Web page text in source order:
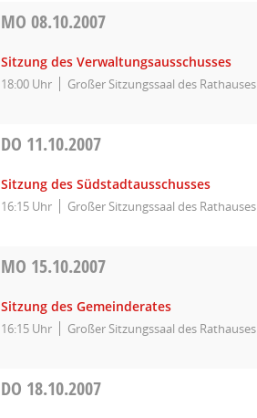
MO08.10.2007
Sitzung des Verwaltungsausschusses
18:00 Uhr Großer Sitzungssaal des Rathauses
DO 11.10.2007
Sitzung des Südstadtausschusses
16:15 Uhr Großer Sitzungssaal des Rathauses
MO 15.10.2007
Sitzung des Gemeinderates
16:15 Uhr Großer Sitzungssaal des Rathauses
DO 18.10.2007